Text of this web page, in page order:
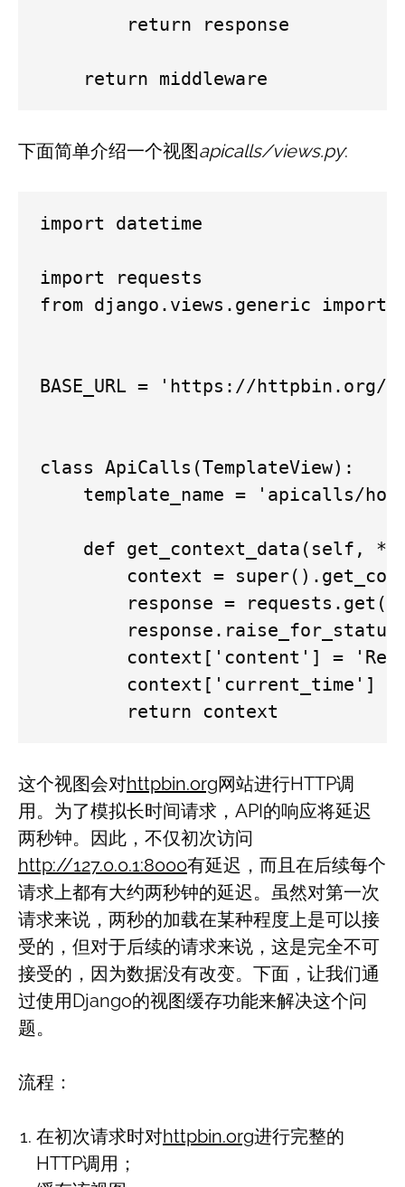
        return response
    return middleware
下面简单介绍一个视图apicalls/views.py:
import datetime
import requests
from django.views.generic import
BASE_URL = 'https://httpbin.org/'
class ApiCalls(TemplateView):
template_name = 'apicalls/
def get_context_data(self,
context =
response =
context['content'] =
context['current_time']
        return context
这个视图会对httpbin.org网站进行HTTP调
用。为了模拟长时间请求，API的响应将延迟
两秒钟。因此，不仅初次访问
http://127.0.0.1:8000有延迟，而且在后续每个
请求上都有大约两秒钟的延迟。虽然对第一次
请求来说，两秒的加载在某种程度上是可以接
受的，但对于后续的请求来说，这是完全不可
接受的，因为数据没有改变。下面，让我们通
过使用Django的视图缓存功能来解决这个问
题。
流程：
在初次请求时对httpbin.org进行完整的
HTTP调用；